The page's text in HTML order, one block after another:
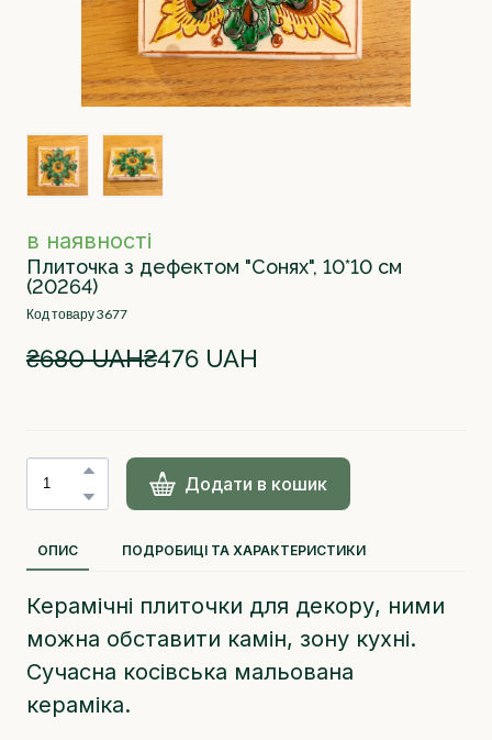
в наявності
Плиточка з дефектом "Сонях", 10*10 см
(20264)
Код товару 3677
₴680 UAH₴476 UAH
Додати в кошик
ОПИС ПОДРОБИЦІ ТА ХАРАКТЕРИСТИКИ
Керамічні плиточки для декору, ними
можна обставити камін, зону кухні.
Сучасна косівська мальована
кераміка.